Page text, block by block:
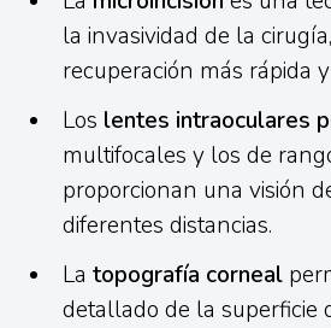
la invasividad de la
recuperación más rápida
Los lentes intraoculares
multifocales y los de
proporcionan una visión
diferentes distancias.
Latopografía corneal
detallado de la superficie